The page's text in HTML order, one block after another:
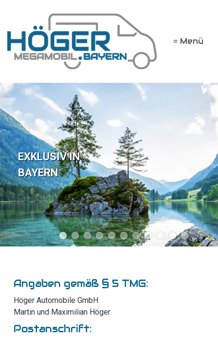
≡ Menü
EXKLUSIV IN
BAYERN
Angaben gemäß § 5 TMG:
Höger Automobile GmbH
Martin und Maximilian Höger
Postanschrift: